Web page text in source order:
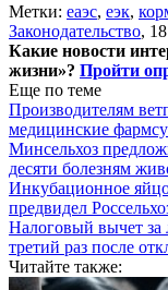
Метки: еаэс, еэк,
Законодательство,
Какие новости
жизни»? Пройти
Еще по теме
Производителям
медицинские
Минсельхоз
десяти болезням
Инкубационное
предвидел
Налоговый вычет за
третий раз после
Читайте также: